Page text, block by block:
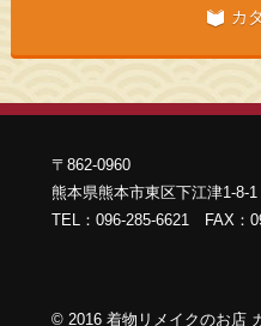
カ
〒862-0960
熊本県熊本市東区下江津1-8-1
TEL：096-285-6621 FAX：
© 2016 着物リメイクのお店